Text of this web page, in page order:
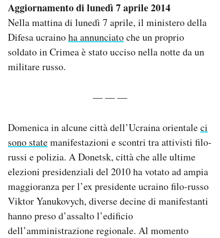
CALENDARIO
AREA PERSONALE
Area Personale
Aggiornamento di lunedì 7 aprile 2014
Nella mattina di lunedì 7 aprile, il ministero della
Difesa ucrainoha annunciatoche un proprio
soldato in Crimea è stato ucciso nella notte da un
militare russo.
— — —
Domenica in alcune città dell’Ucraina orientaleci
sono statemanifestazioni e scontri tra attivisti filo-
russi e polizia. A Donetsk, città che alle ultime
elezioni presidenziali del 2010 ha votato ad ampia
maggioranza per l’ex presidente ucraino filo-russo
Viktor Yanukovych, diverse decine di manifestanti
hanno preso d’assalto l’edificio
dell’amministrazione regionale. Al momento